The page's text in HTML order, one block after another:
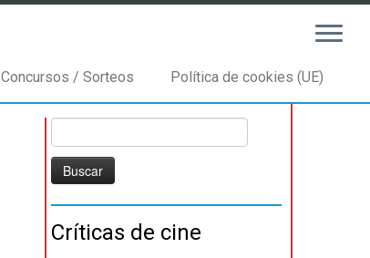
Concursos / Sorteos Política de cookies (UE)
Críticas de cine